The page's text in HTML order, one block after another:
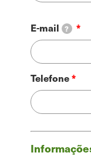
Contato
E-mail ?
Telefone